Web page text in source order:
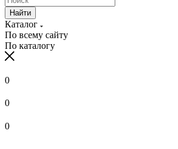
Найти
Каталог
По всему сайту
По каталогу
0
0
0